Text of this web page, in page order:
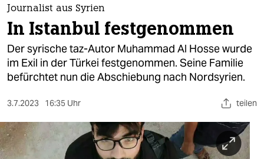
themen
politik
öko
sport
Journalist aus Syrien
In Istanbul festgenommen
Der syrische taz-Autor Muhammad Al Hosse wurde
im Exil in der Türkei festgenommen. Seine Familie
befürchtet nun die Abschiebung nach Nordsyrien.
3.7.2023 16:35 Uhr teilen